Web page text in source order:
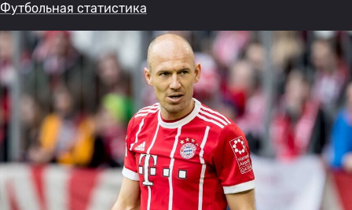
Футбольная статистика